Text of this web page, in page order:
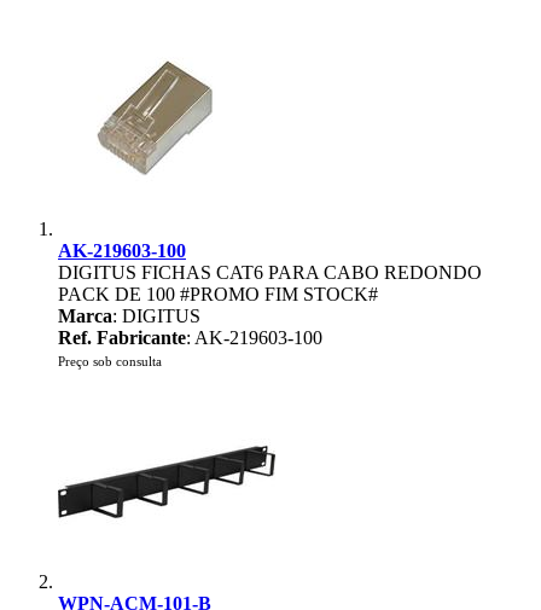
AK-219603-100
DIGITUS FICHAS CAT6 PARA CABO REDONDO
PACK DE 100 #PROMO FIM STOCK#
Marca: DIGITUS
Ref. Fabricante: AK-219603-100
Preço sob consulta
WPN-ACM-101-B